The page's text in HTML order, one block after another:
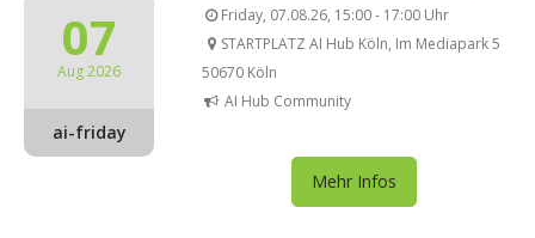
07
Aug 2026
ai-friday
Friday, 07.08.26, 15:00 - 17:00 Uhr
STARTPLATZ AI Hub Köln, Im Mediapark 5
50670 Köln
AI Hub Community
Mehr Infos